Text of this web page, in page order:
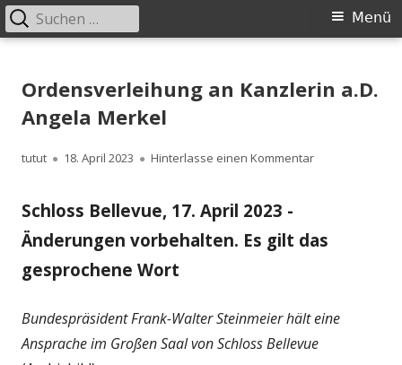
zum
Primäres
Menü
Suchen
nach:
Ordensverleihung an Kanzlerin a.D.
Angela Merkel
Autor
tutut
Veröffentlicht
18. April 2023 Hinterlasse einen Kommentarzu
Schloss Bellevue, 17. April 2023 -
Änderungen vorbehalten. Es gilt das
gesprochene Wort
Bundespräsident Frank-Walter Steinmeier hält eine
Ansprache im Großen Saal von Schloss Bellevue